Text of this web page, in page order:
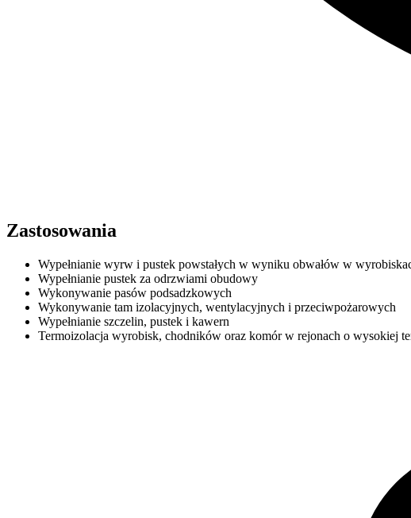
Zastosowania
Wypełnianie wyrw i pustek powstałych w wyniku obwałów w
Wypełnianie pustek za odrzwiami obudowy
Wykonywanie pasów podsadzkowych
Wykonywanie tam izolacyjnych, wentylacyjnych i przeciwpożarowych
Wypełnianie szczelin, pustek i kawern
Termoizolacja wyrobisk, chodników oraz komór w rejonach o wysokiej